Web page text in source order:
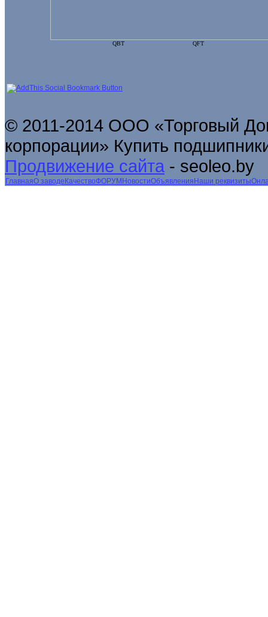
QBT QFT
© 2011-2014 ООО «Торговый
корпорации» Купить
Продвижение сайта - seoleo.by
ГлавнаяО заводе КачествоФОРУМ НовостиОбъявления Наши реквизиты